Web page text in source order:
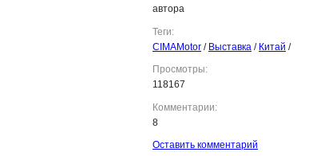
автора
Теги:
CIMAMotor / Выставка / Китай /
Просмотры:
118167
Комментарии:
8
Оставить комментарий